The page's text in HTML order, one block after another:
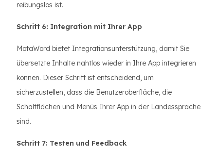
reibungslos ist.
Schritt 6: Integration mit Ihrer App
MotaWord bietet Integrationsunterstützung, damit Sie
übersetzte Inhalte nahtlos wieder in Ihre App integrieren
können. Dieser Schritt ist entscheidend, um
sicherzustellen, dass die Benutzeroberfläche, die
Schaltflächen und Menüs Ihrer App in der Landessprache
sind.
Schritt 7: Testen und Feedback